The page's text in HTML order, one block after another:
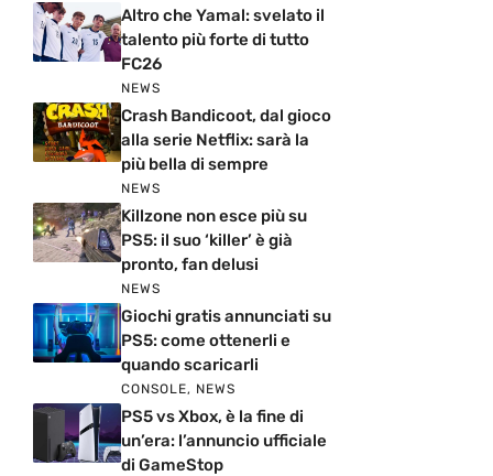
Altro che Yamal: svelato il
talento più forte di tutto
FC26
NEWS
Crash Bandicoot, dal gioco
alla serie Netflix: sarà la
più bella di sempre
NEWS
Killzone non esce più su
PS5: il suo ‘killer’ è già
pronto, fan delusi
NEWS
Giochi gratis annunciati su
PS5: come ottenerli e
quando scaricarli
CONSOLE, NEWS
PS5 vs Xbox, è la fine di
un’era: l’annuncio ufficiale
di GameStop